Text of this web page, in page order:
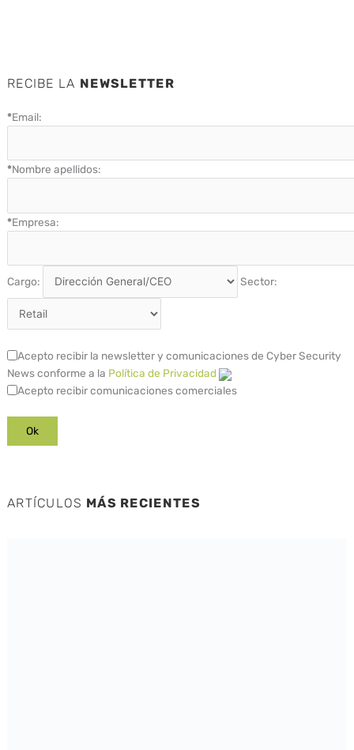
RECIBE LA NEWSLETTER
*Email:
*Nombre apellidos:
*Empresa:
Cargo: Sector:
Acepto recibir la newsletter y comunicaciones de Cyber Security
News conforme a la Política de Privacidad
Acepto recibir comunicaciones comerciales
ARTÍCULOS MÁS RECIENTES